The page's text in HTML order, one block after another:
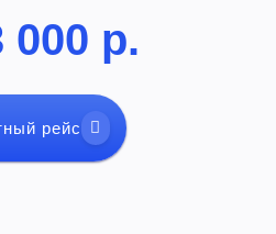
000 р.
рейс